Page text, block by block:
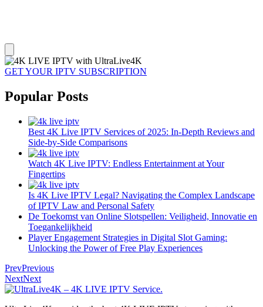
GET YOUR IPTV SUBSCRIPTION
Popular Posts
Best 4K Live IPTV Services of 2025: In-Depth Reviews and
Side-by-Side Comparisons
Watch 4K Live IPTV: Endless Entertainment at Your
Fingertips
Is 4K Live IPTV Legal? Navigating the Complex Landscape
of IPTV Law and Personal Safety
De Toekomst van Online Slotspellen: Veiligheid, Innovatie en
Toegankelijkheid
Player Engagement Strategies in Digital Slot Gaming:
Unlocking the Power of Free Play Experiences
PrevPrevious
NextNext